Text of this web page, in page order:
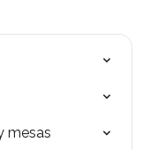
mesas